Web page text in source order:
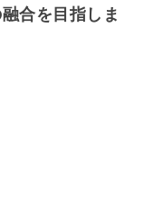
合を目指しま